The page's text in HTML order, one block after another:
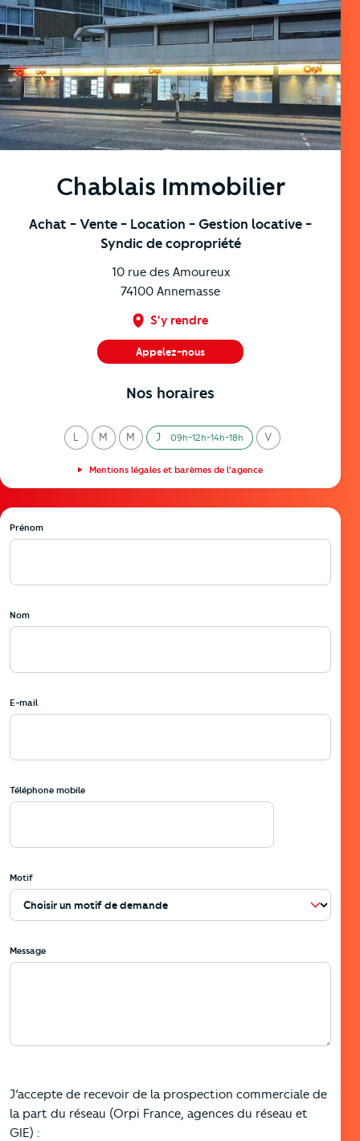
https://cutjhqvjma.cloudimg.io/_prod_/telemaque/
Chablais Immobilier
Achat - Vente - Location - Gestion locative -
Syndic de copropriété
10 rue des Amoureux
74100 Annemasse
S'y rendre
Appelez-nous
Nos horaires
L
undi
M
ardi
M
ercredi
J
eudi09h-12h-14h-18h V
endredi
Mentions légales et barèmes de l'agence
Prénom
Nom
E-mail
Téléphone mobile
Motif
Message
J’accepte de recevoir de la prospection commerciale de
la part du réseau (Orpi France, agences du réseau et
GIE) :